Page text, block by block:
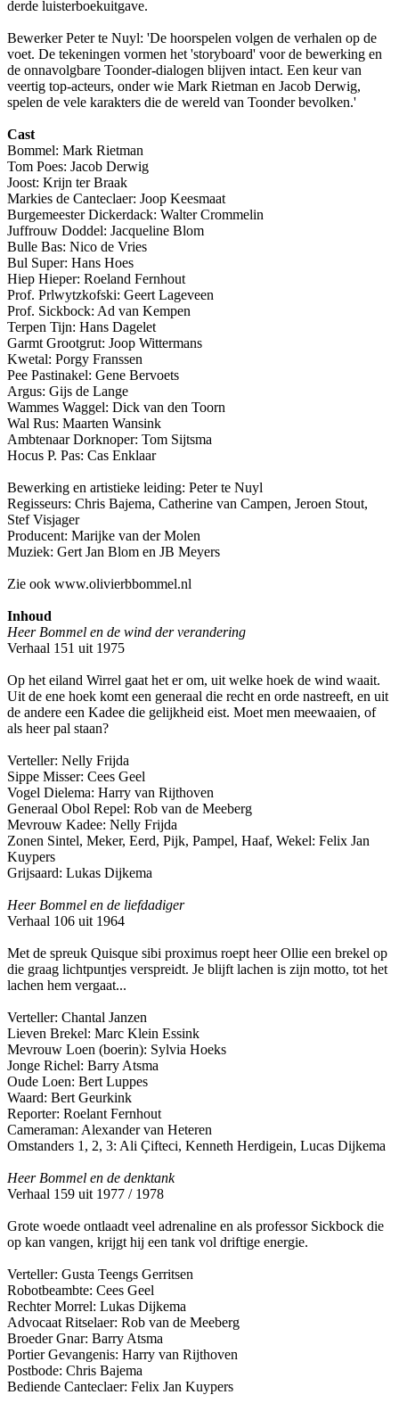
derde luisterboekuitgave.
Bewerker Peter te Nuyl: 'De hoorspelen volgen de verhalen op de
voet. De tekeningen vormen het 'storyboard' voor de bewerking en
de onnavolgbare Toonder-dialogen blijven intact. Een keur van
veertig top-acteurs, onder wie Mark Rietman en Jacob Derwig,
spelen de vele karakters die de wereld van Toonder bevolken.'
Cast
Bommel: Mark Rietman
Tom Poes: Jacob Derwig
Joost: Krijn ter Braak
Markies de Canteclaer: Joop Keesmaat
Burgemeester Dickerdack: Walter Crommelin
Juffrouw Doddel: Jacqueline Blom
Bulle Bas: Nico de Vries
Bul Super: Hans Hoes
Hiep Hieper: Roeland Fernhout
Prof. Prlwytzkofski: Geert Lageveen
Prof. Sickbock: Ad van Kempen
Terpen Tijn: Hans Dagelet
Garmt Grootgrut: Joop Wittermans
Kwetal: Porgy Franssen
Pee Pastinakel: Gene Bervoets
Argus: Gijs de Lange
Wammes Waggel: Dick van den Toorn
Wal Rus: Maarten Wansink
Ambtenaar Dorknoper: Tom Sijtsma
Hocus P. Pas: Cas Enklaar
Bewerking en artistieke leiding: Peter te Nuyl
Regisseurs: Chris Bajema, Catherine van Campen, Jeroen Stout,
Stef Visjager
Producent: Marijke van der Molen
Muziek: Gert Jan Blom en JB Meyers
Zie ook www.olivierbbommel.nl
Inhoud
Heer Bommel en de wind der verandering
Verhaal 151 uit 1975
Op het eiland Wirrel gaat het er om, uit welke hoek de wind waait.
Uit de ene hoek komt een generaal die recht en orde nastreeft, en uit
de andere een Kadee die gelijkheid eist. Moet men meewaaien, of
als heer pal staan?
Verteller: Nelly Frijda
Sippe Misser: Cees Geel
Vogel Dielema: Harry van Rijthoven
Generaal Obol Repel: Rob van de Meeberg
Mevrouw Kadee: Nelly Frijda
Zonen Sintel, Meker, Eerd, Pijk, Pampel, Haaf, Wekel: Felix Jan
Kuypers
Grijsaard: Lukas Dijkema
Heer Bommel en de liefdadiger
Verhaal 106 uit 1964
Met de spreuk Quisque sibi proximus roept heer Ollie een brekel op
die graag lichtpuntjes verspreidt. Je blijft lachen is zijn motto, tot het
lachen hem vergaat...
Verteller: Chantal Janzen
Lieven Brekel: Marc Klein Essink
Mevrouw Loen (boerin): Sylvia Hoeks
Jonge Richel: Barry Atsma
Oude Loen: Bert Luppes
Waard: Bert Geurkink
Reporter: Roelant Fernhout
Cameraman: Alexander van Heteren
Omstanders 1, 2, 3: Ali Çifteci, Kenneth Herdigein, Lucas Dijkema
Heer Bommel en de denktank
Verhaal 159 uit 1977 / 1978
Grote woede ontlaadt veel adrenaline en als professor Sickbock die
op kan vangen, krijgt hij een tank vol driftige energie.
Verteller: Gusta Teengs Gerritsen
Robotbeambte: Cees Geel
Rechter Morrel: Lukas Dijkema
Advocaat Ritselaer: Rob van de Meeberg
Broeder Gnar: Barry Atsma
Portier Gevangenis: Harry van Rijthoven
Postbode: Chris Bajema
Bediende Canteclaer: Felix Jan Kuypers